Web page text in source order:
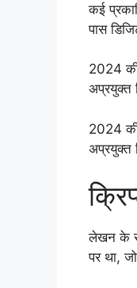
कई
पास
2024
अप्रयुक्त
2024
अप्रयुक्त
लेखन के
पर था,